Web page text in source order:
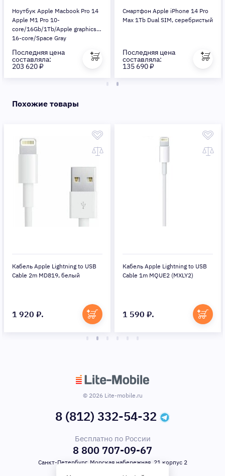
Ноутбук Apple Macbook Pro 14
Apple M1 Pro 10-
core/16Gb/1Tb/Apple graphics
16-core/Space Gray
Последняя цена
составляла:
203 620 ₽
Смартфон Apple iPhone 14 Pro
Max 1Tb Dual SIM, серебристый
Последняя цена
составляла:
135 690 ₽
Похожие товары
Кабель Apple Lightning to USB
Cable 2m MD819, белый
1 920 ₽.
Кабель Apple Lightning to USB
Cable 1m MQUE2 (MXLY2)
1 590 ₽.
© 2026 Lite-mobile.ru
8 (812) 332-54-32
Бесплатно по России
8 800 707-09-67
Санкт-Петербург, Морская набережная, 21 корпус 2